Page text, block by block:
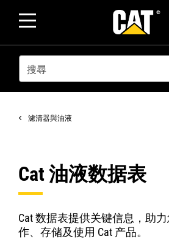
SEARCH
濾清器與油液
Cat 油液数据表
Cat 数据表提供关键信息，助
作、存储及使用 Cat 产品。